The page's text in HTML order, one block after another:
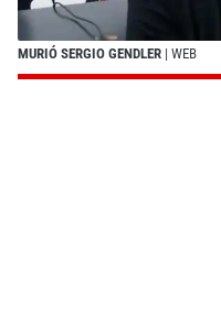
MURIÓ SERGIO GENDLER | WEB